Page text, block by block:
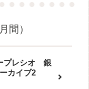
間）
プレシオ 銀
カイブ2